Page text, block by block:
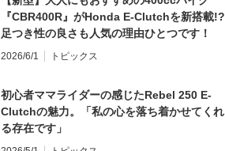
『CBR400R』がHonda E-Clutchを新搭載!?
足つき性の良さも人気の理由ひとつです！
2026/6/1 トピックス
初心者ママライダーの感じたRebel 250 E-
Clutchの魅力。「私の心を落ち着かせてくれ
る存在です」